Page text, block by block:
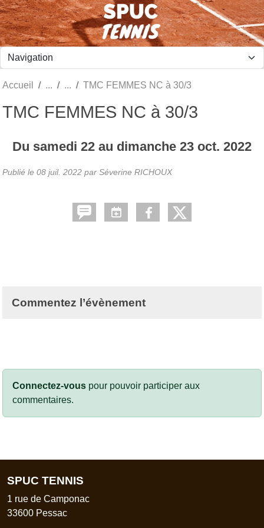
Accueil TMC FEMMES NC à 30/3
TMC FEMMES NC à 30/3
Du samedi 22 au dimanche 23 oct. 2022
Publié le 08 juil. 2022 par Séverine RICHOUX
Commentez l’évènement
Connectez-vous pour pouvoir participer aux
commentaires.
SPUC TENNIS
1 rue de Camponac
33600 Pessac
Panneau de gestion des cookies